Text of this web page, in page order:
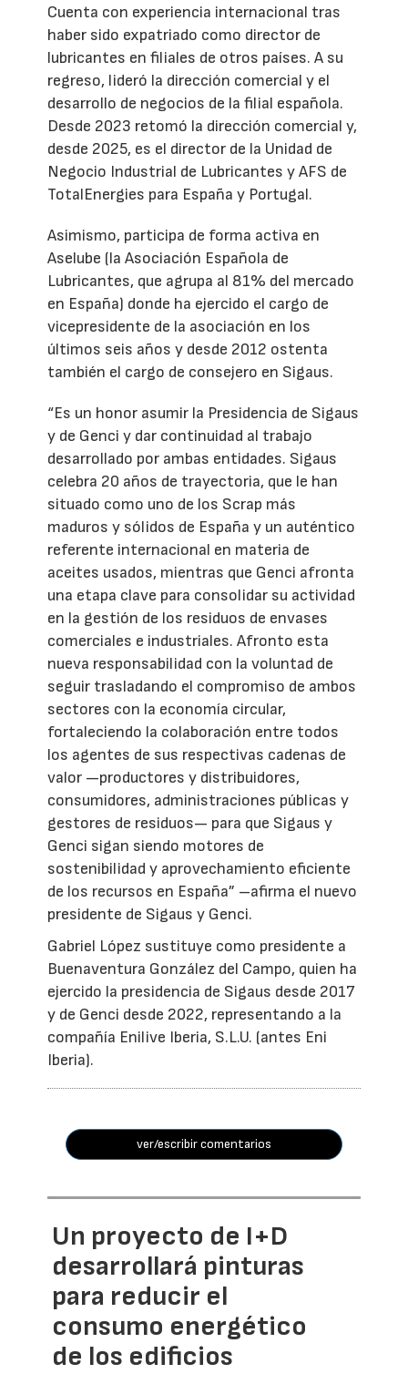
Cuenta con experiencia internacional tras
haber sido expatriado como director de
lubricantes en filiales de otros países. A su
regreso, lideró la dirección comercial y el
desarrollo de negocios de la filial española.
Desde 2023 retomó la dirección comercial y,
desde 2025, es el director de la Unidad de
Negocio Industrial de Lubricantes y AFS de
TotalEnergies para España y Portugal.
Asimismo, participa de forma activa en
Aselube (la Asociación Española de
Lubricantes, que agrupa al 81% del mercado
en España) donde ha ejercido el cargo de
vicepresidente de la asociación en los
últimos seis años y desde 2012 ostenta
también el cargo de consejero en Sigaus.
“Es un honor asumir la Presidencia de Sigaus
y de Genci y dar continuidad al trabajo
desarrollado por ambas entidades. Sigaus
celebra 20 años de trayectoria, que le han
situado como uno de los Scrap más
maduros y sólidos de España y un auténtico
referente internacional en materia de
aceites usados, mientras que Genci afronta
una etapa clave para consolidar su actividad
en la gestión de los residuos de envases
comerciales e industriales. Afronto esta
nueva responsabilidad con la voluntad de
seguir trasladando el compromiso de ambos
sectores con la economía circular,
fortaleciendo la colaboración entre todos
los agentes de sus respectivas cadenas de
valor —productores y distribuidores,
consumidores, administraciones públicas y
gestores de residuos— para que Sigaus y
Genci sigan siendo motores de
sostenibilidad y aprovechamiento eficiente
de los recursos en España” –afirma el nuevo
presidente de Sigaus y Genci.
Gabriel López sustituye como presidente a
Buenaventura González del Campo, quien ha
ejercido la presidencia de Sigaus desde 2017
y de Genci desde 2022, representando a la
compañía Enilive Iberia, S.L.U. (antes Eni
Iberia).
ver/escribir comentarios
Un proyecto de I+D
desarrollará pinturas
para reducir el
consumo energético
de los edificios